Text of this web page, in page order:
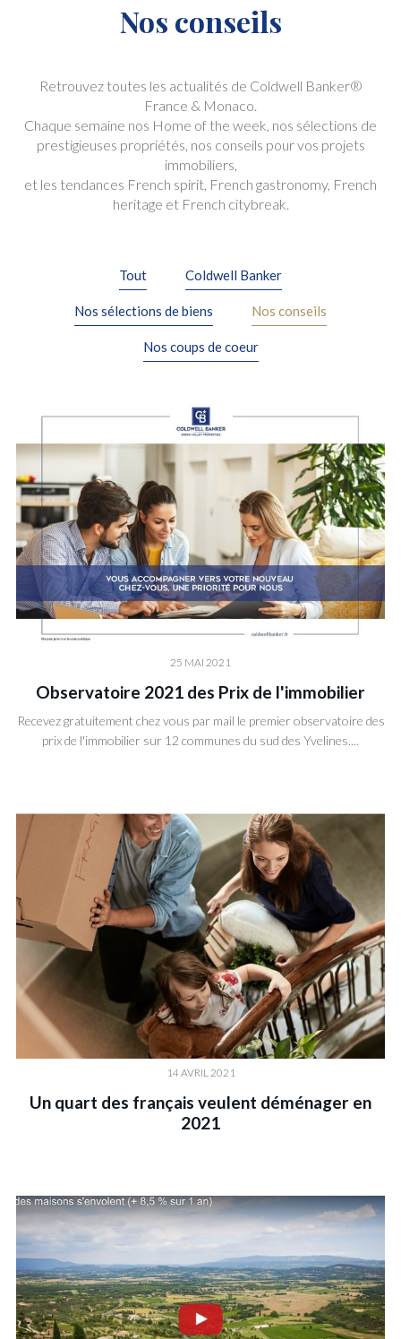
Nos conseils
Retrouvez toutes les actualités de Coldwell Banker®
France & Monaco.
Chaque semaine nos Home of the week, nos sélections de
prestigieuses propriétés, nos conseils pour vos projets
immobiliers,
et les tendances French spirit, French gastronomy, French
heritage et French citybreak.
Tout Coldwell Banker
Nos sélections de biens Nos conseils
Nos coups de coeur
25 MAI 2021
Observatoire 2021 des Prix de l'immobilier
Recevez gratuitement chez vous par mail le premier observatoire des
prix de l'immobilier sur 12 communes du sud des Yvelines....
14 AVRIL 2021
Un quart des français veulent déménager en
2021